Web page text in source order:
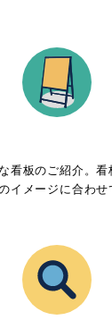
看板のご紹介。
イメージに合わせ